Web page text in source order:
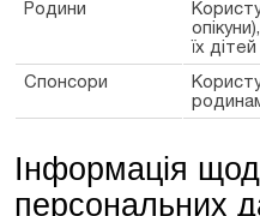
Родини
їх
Спонсори
Інформація
персональних